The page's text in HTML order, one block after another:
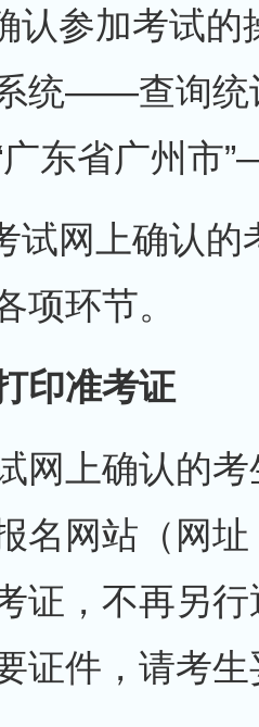
参加考试的
系统——查询
广东省广州
网上确认的
项环节。
准考证
上确认的考
名网站（网
证，不再另
证件，请考